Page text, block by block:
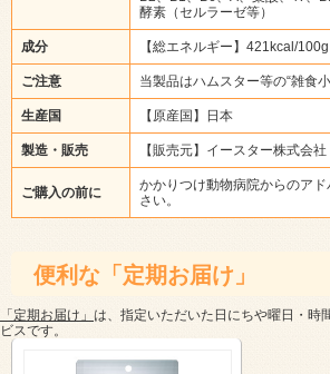
酵素（セルラーゼ等）
成分 【総エネルギー】421kcal/100g
ご注意 当製品はハムスター等の“雑食
生産国 【原産国】日本
製造・販売 【販売元】イースター株式会社
ご購入の前に
かかりつけ動物病院からのア
さい。
便利な「定期お届け」
「定期お届け」 は、指定いただいた日にちや曜日・時
ビスです。